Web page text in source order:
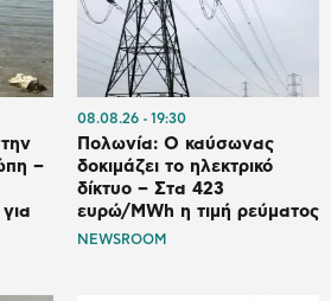
–
08.08.26 19:30
Πολωνία: Ο καύσωνας
δοκιμάζει το ηλεκτρικό
δίκτυο – Στα 423
ευρώ/MWh η τιμή ρεύματος
NEWSROOM